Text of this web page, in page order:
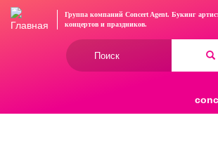
Перейти
Группа компаний Concert Agent. Букинг
концертови праздников.